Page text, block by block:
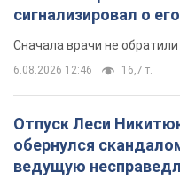
Матч прошел в Люблине
9 годин тому 2,4 т.